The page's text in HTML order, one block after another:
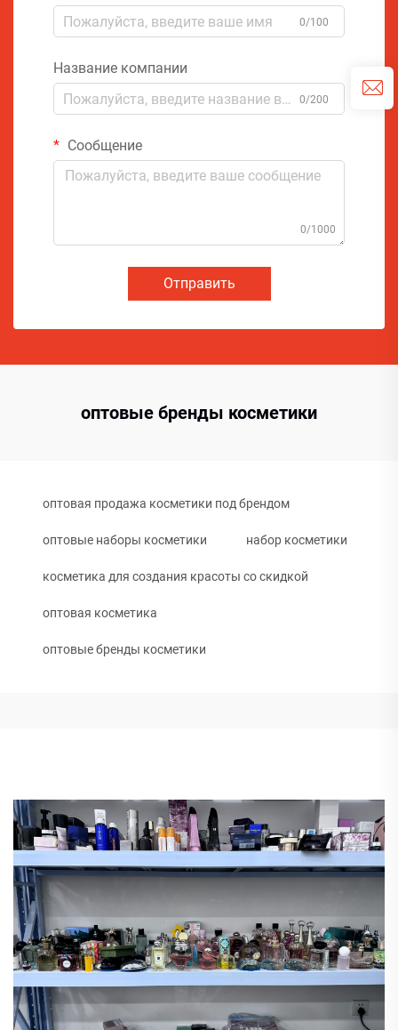
0/100
Название компании
0/200
Сообщение
0/1000
Отправить
оптовые бренды косметики
оптовая продажа косметики под брендом
оптовые наборы косметики набор косметики
косметика для создания красоты со скидкой
оптовая косметика
оптовые бренды косметики